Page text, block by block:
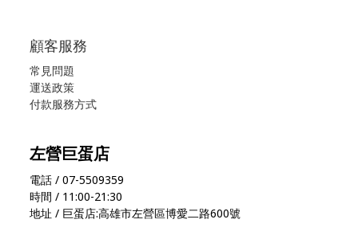
顧客服務
常見問題
運送政策
付款服務方式
左營巨蛋店
電話 / 07-5509359
時間 / 11:00-21:30
地址 / 巨蛋店:高雄市左營區博愛二路600號